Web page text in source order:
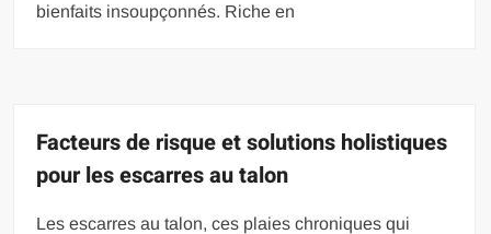
bienfaits insoupçonnés. Riche en
Facteurs de risque et solutions holistiques
pour les escarres au talon
Les escarres au talon, ces plaies chroniques qui